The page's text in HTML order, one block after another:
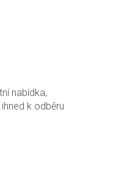
nabídka,
k odběru